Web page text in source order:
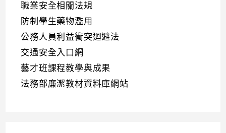
職業安全相關法規
防制學生藥物濫用
公務人員利益衝突迴避法
交通安全入口網
藝才班課程教學與成果
法務部廉潔教材資料庫網站